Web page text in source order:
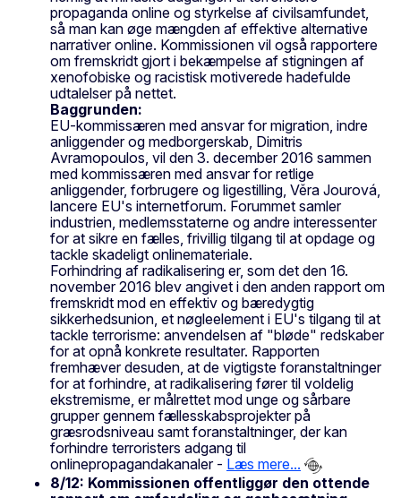
propaganda online og styrkelse af civilsamfundet,
så man kan øge mængden af effektive alternative
narrativer online. Kommissionen vil også rapportere
om fremskridt gjort i bekæmpelse af stigningen af
xenofobiske og racistisk motiverede hadefulde
udtalelser på nettet.
Baggrunden:
EU-kommissæren med ansvar for migration, indre
anliggender og medborgerskab, Dimitris
Avramopoulos, vil den 3. december 2016 sammen
med kommissæren med ansvar for retlige
anliggender, forbrugere og ligestilling, Věra Jourová,
lancere EU's internetforum. Forummet samler
industrien, medlemsstaterne og andre interessenter
for at sikre en fælles, frivillig tilgang til at opdage og
tackle skadeligt onlinemateriale.
Forhindring af radikalisering er, som det den 16.
november 2016 blev angivet i den anden rapport om
fremskridt mod en effektiv og bæredygtig
sikkerhedsunion, et nøgleelement i EU's tilgang til at
tackle terrorisme: anvendelsen af "bløde" redskaber
for at opnå konkrete resultater. Rapporten
fremhæver desuden, at de vigtigste foranstaltninger
for at forhindre, at radikalisering fører til voldelig
ekstremisme, er målrettet mod unge og sårbare
grupper gennem fællesskabsprojekter på
græsrodsniveau samt foranstaltninger, der kan
forhindre terroristers adgang til
onlinepropagandakanaler - Læs mere...
8/12: Kommissionen offentliggør den ottende